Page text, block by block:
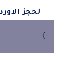
لحجز
}